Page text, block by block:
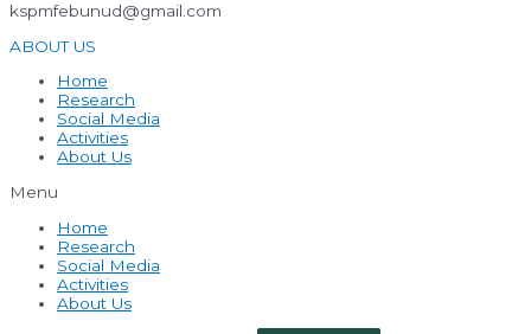
kspmfebunud@gmail.com
ABOUT US
Home
Research
Social Media
Activities
About Us
Menu
Home
Research
Social Media
Activities
About Us